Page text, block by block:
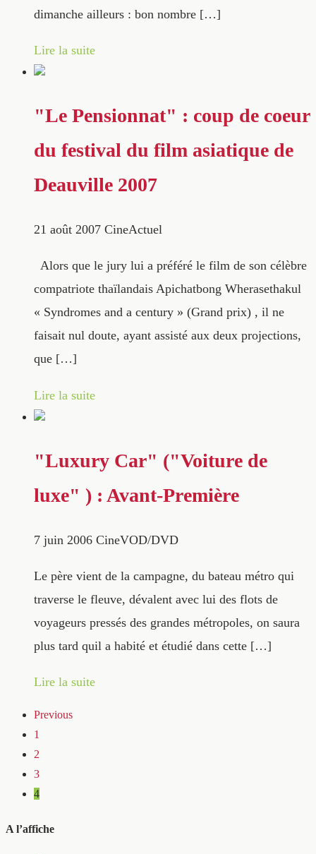
dimanche ailleurs : bon nombre […]
Lire la suite
"Le Pensionnat" : coup de coeur
du festival du film asiatique de
Deauville 2007
21 août 2007 CineActuel
Alors que le jury lui a préféré le film de son célèbre
compatriote thaïlandais Apichatbong Wherasethakul
« Syndromes and a century » (Grand prix) , il ne
faisait nul doute, ayant assisté aux deux projections,
que […]
Lire la suite
"Luxury Car" ("Voiture de
luxe" ) : Avant-Première
7 juin 2006 CineVOD/DVD
Le père vient de la campagne, du bateau métro qui
traverse le fleuve, dévalent avec lui des flots de
voyageurs pressés des grandes métropoles, on saura
plus tard quil a habité et étudié dans cette […]
Lire la suite
Previous
1
2
3
4
A l’affiche